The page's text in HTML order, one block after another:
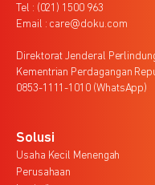
Tel : (021) 1500 963
Email : care@doku.com
Direktorat Jenderal
Kementrian Perdagangan
0853-1111-1010 (WhatsApp)
Solusi
Usaha Kecil Menengah
Perusahaan